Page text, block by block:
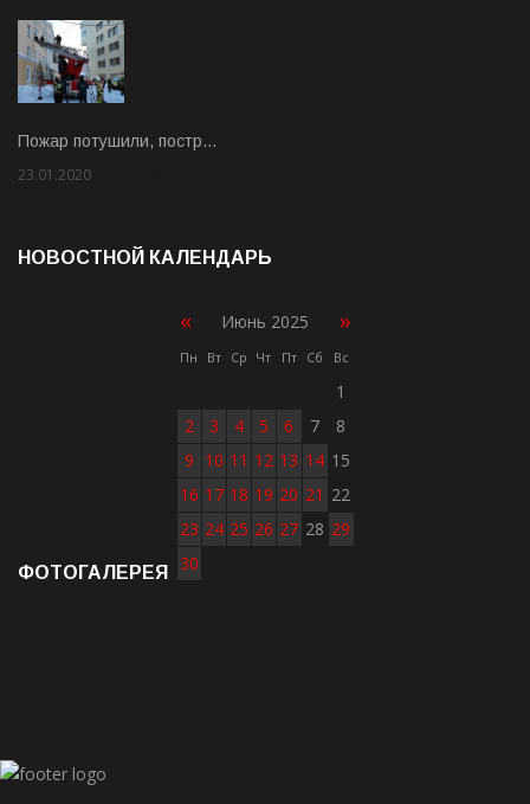
Пожар потушили, постр…
23.01.2020
НОВОСТНОЙ КАЛЕНДАРЬ
« Июнь 2025 »
Пн Вт Ср Чт Пт Сб Вс
1
2
3 4 5 6 7
8
9 10 11 12 13 14 15
16 17 18 19 20 21 22
23 24 25 26 27 28 29
30
ФОТОГАЛЕРЕЯ